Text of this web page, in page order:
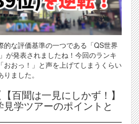
的な評価基準の一つである「QS世界
が発表されましたね！今回のランキ
おおっ！」と声を上げてしまうくらい
ました。
百聞は一見にしかず！】
見学ツアーのポイントと